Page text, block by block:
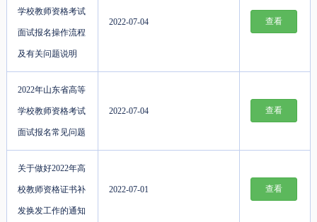
学校教师资格考试
面试报名操作流程
及有关问题说明
2022-07-04 查看
2022年山东省高等
学校教师资格考试
面试报名常见问题
2022-07-04 查看
关于做好2022年高
校教师资格证书补
发换发工作的通知
2022-07-01 查看